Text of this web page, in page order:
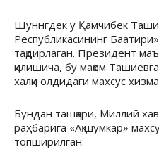
Шуннгдек у Қамчибек
Республикасининг
тақдирлаган. Президент
қилишича, бу мақом
халқи олдидаги махсус
Бундан ташқари, Миллий
раҳбарига «Ақ шумкар»
топширилган.